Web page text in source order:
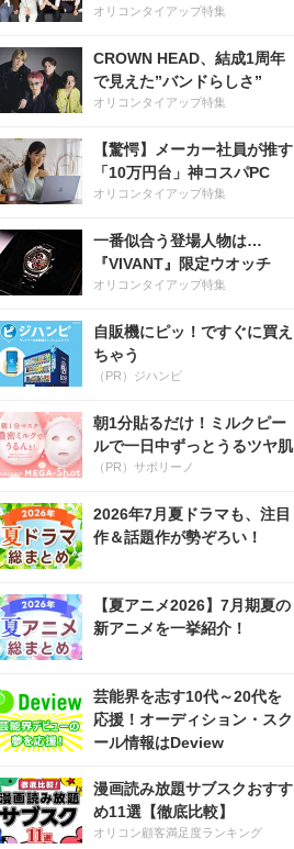
オリコンタイアップ特集
CROWN HEAD、結成1周年
で見えた”バンドらしさ”
オリコンタイアップ特集
【驚愕】メーカー社員が推す
「10万円台」神コスパPC
オリコンタイアップ特集
一番似合う登場人物は…
『VIVANT』限定ウオッチ
オリコンタイアップ特集
自販機にピッ！ですぐに買え
ちゃう
（PR）ジハンピ
朝1分貼るだけ！ミルクピー
ルで一日中ずっとうるツヤ肌
（PR）サボリーノ
2026年7月夏ドラマも、注目
作＆話題作が勢ぞろい！
【夏アニメ2026】7月期夏の
新アニメを一挙紹介！
芸能界を志す10代～20代を
応援！オーディション・スク
ール情報はDeview
漫画読み放題サブスクおすす
め11選【徹底比較】
オリコン顧客満足度ランキング